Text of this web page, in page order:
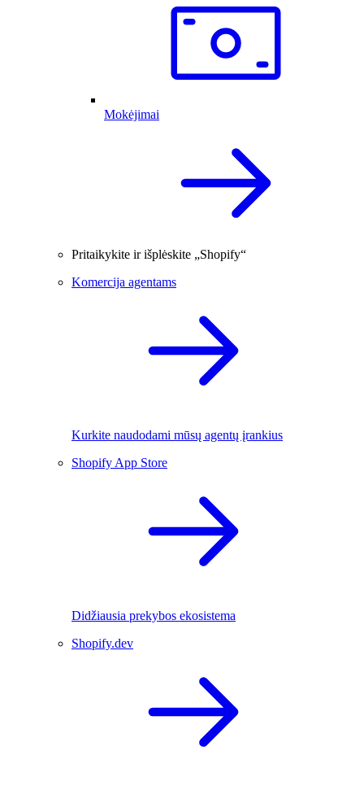
Mokėjimai
Pritaikykite ir išplėskite „Shopify“
Komercija agentams
Kurkite naudodami mūsų agentų įrankius
Shopify App Store
Didžiausia prekybos ekosistema
Shopify.dev